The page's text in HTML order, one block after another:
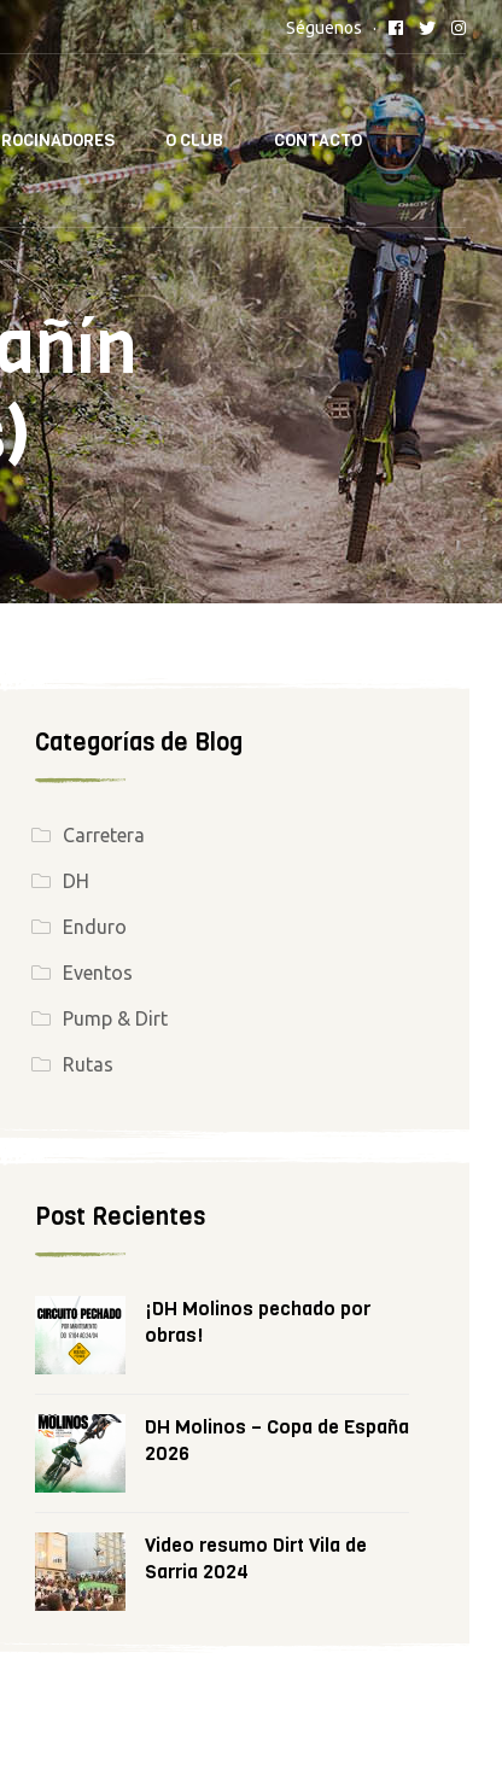
Séguenos
O CLUB CONTACTO
Categorías de Blog
Carretera
DH
Enduro
Eventos
Pump & Dirt
Rutas
Post Recientes
¡DH Molinos pechado por
obras!
DH Molinos – Copa de España
2026
Video resumo Dirt Vila de
Sarria 2024